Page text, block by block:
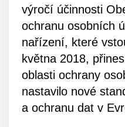
výročí účinnosti
ochranu osobních
nařízení, které
května 2018,
oblasti ochrany
nastavilo nové
a ochranu dat v